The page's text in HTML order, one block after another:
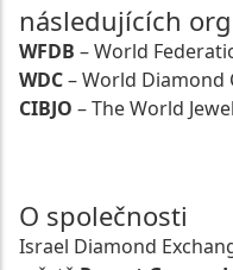
následujících
WFDB – World
WDC– World Diamond
CIBJO – The World
O společnosti
Israel Diamond